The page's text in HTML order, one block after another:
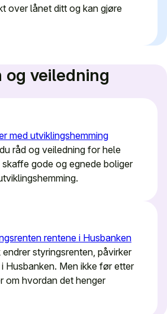
over lånet ditt og kan gjøre
og veiledning
med utviklingshemming
råd og veiledning for hele
gode og egnede boliger
rentene i Husbanken
styringsrenten, påvirker
Husbanken. Men ikke før etter
om hvordan det henger